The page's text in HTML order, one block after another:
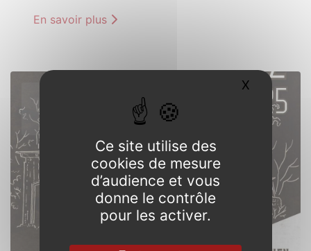
En savoir plus
Ce site utilise des
cookies de mesure
d’audience et vous
donne le contrôle
pour les activer.
X Masquer